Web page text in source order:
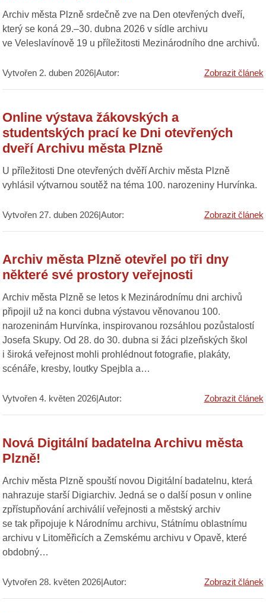
Archiv města Plzně srdečně zve na Den otevřených dveří,
který se koná 29.–30. dubna 2026 v sídle archivu
ve Veleslavínově 19 u příležitosti Mezinárodního dne archivů.
Vytvořen 2. duben 2026|Autor: Zobrazit článek
Online výstava žákovských a
studentských prací ke Dni otevřených
dveří Archivu města Plzně
U příležitosti Dne otevřených dvěří Archiv města Plzně
vyhlásil výtvarnou soutěž na téma 100. narozeniny Hurvínka.
Vytvořen 27. duben 2026|Autor: Zobrazit článek
Archiv města Plzně otevřel po tři dny
některé své prostory veřejnosti
Archiv města Plzně se letos k Mezinárodnímu dni archivů
připojil už na konci dubna výstavou věnovanou 100.
narozeninám Hurvínka, inspirovanou rozsáhlou pozůstalostí
Josefa Skupy. Od 28. do 30. dubna si žáci plzeňských škol
i široká veřejnost mohli prohlédnout fotografie, plakáty,
scénáře, kresby, loutky Spejbla a…
Vytvořen 4. květen 2026|Autor: Zobrazit článek
Nová Digitální badatelna Archivu města
Plzně!
Archiv města Plzně spouští novou Digitální badatelnu, která
nahrazuje starší Digiarchiv. Jedná se o další posun v online
zpřístupňování archiválií veřejnosti a městský archiv
se tak připojuje k Národnímu archivu, Státnímu oblastnímu
archivu v Litoměřicích a Zemskému archivu v Opavě, které
obdobný…
Vytvořen 28. květen 2026|Autor: Zobrazit článek